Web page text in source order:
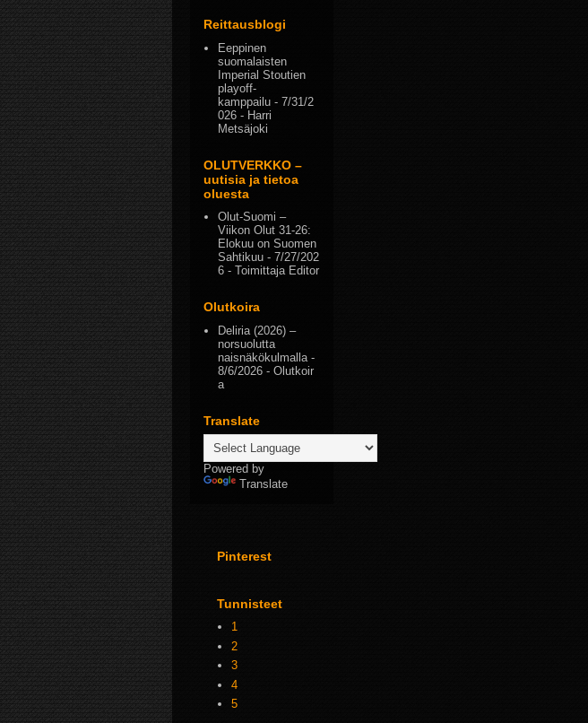
Reittausblogi
Eeppinen
suomalaisten
Imperial Stoutien
playoff-
kamppailu - 7/31/2
026 - Harri
Metsäjoki
OLUTVERKKO –
uutisia ja tietoa
oluesta
Olut-Suomi –
Viikon Olut 31-26:
Elokuu on Suomen
Sahtikuu - 7/27/202
6 - Toimittaja Editor
Olutkoira
Deliria (2026) –
norsuolutta
naisnäkökulmalla -
8/6/2026 - Olutkoir
a
Translate
Powered by
Translate
Pinterest
Tunnisteet
1
2
3
4
5